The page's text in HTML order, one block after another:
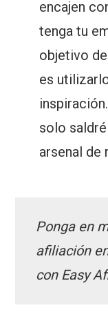
encajen
tenga tu
objetivo
es
solo
arsenal de
Ponga en
afiliación
con Easy